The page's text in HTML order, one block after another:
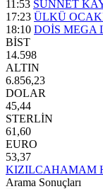
11:53 SÜNNET
17:23 ÜLKÜ
18:10 DOİS MEGA
BİST
14.598
ALTIN
6.856,23
DOLAR
45,44
STERLİN
61,60
EURO
53,37
KIZILCAHAMAM
Arama Sonuçları